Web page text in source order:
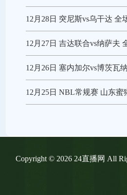
12月28日 突尼斯vs乌干达 全
12月27日 吉达联合vs纳萨夫 全
12月26日 塞内加尔vs博茨瓦纳 全
12月25日 NBL常规赛 山东蜜獾 VS 张家口体
Copyright © 2026 24直播网 All